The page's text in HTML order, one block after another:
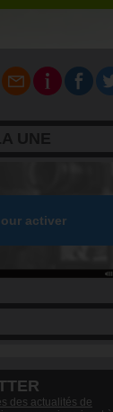
des actualités de